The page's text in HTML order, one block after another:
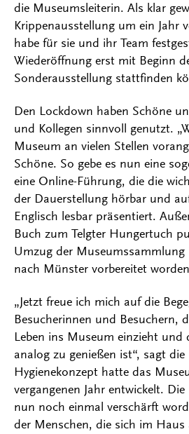
die Museumsleiterin. Als klar
Krippenausstellung um ein Jahr
habe für sie und ihr Team
Wiederöffnung erst mit Beginn
Sonderausstellung stattfinden
Den Lockdown haben Schöne
und Kollegen sinnvoll genutzt.
Museum an vielen Stellen
Schöne. So gebe es nun eine
eine Online-Führung, die die
der Dauerstellung hörbar und
Englisch lesbar präsentiert.
Buch zum Telgter Hungertuch
Umzug der
nach Münster vorbereitet
„Jetzt freue ich mich auf die
Besucherinnen und Besuchern,
Leben ins Museum einzieht und
analog zu genießen ist“, sagt
Hygienekonzept hatte das
vergangenen Jahr entwickelt.
nun noch einmal verschärft
der Menschen, die sich im